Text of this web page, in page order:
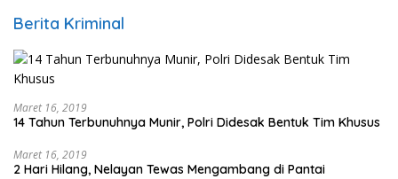
Berita Kriminal
Maret 16, 2019
14 Tahun Terbunuhnya Munir, Polri Didesak Bentuk Tim Khusus
Maret 16, 2019
2 Hari Hilang, Nelayan Tewas Mengambang di Pantai